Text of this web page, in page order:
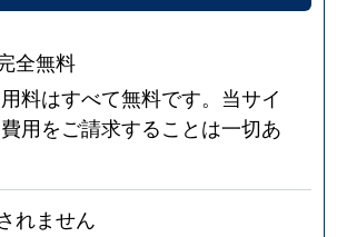
全無料
料はすべて無料です。当サイ
用をご請求することは一切あ
れません